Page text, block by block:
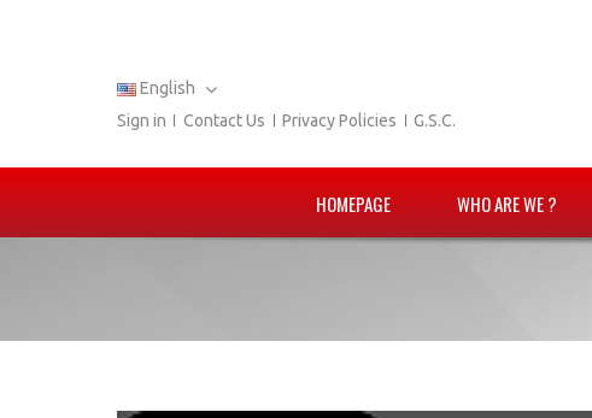
English
Sign in
Contact Us Privacy Policies G.S.C.
HOMEPAGE WHO ARE WE ?